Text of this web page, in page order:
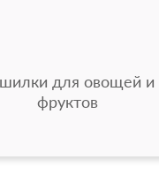
для овощей и
фруктов